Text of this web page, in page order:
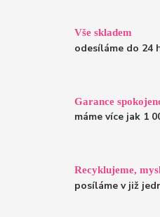
Vše skladem
odesíláme do 24
Garance
máme více jak 1
Recyklujeme,
posíláme v již